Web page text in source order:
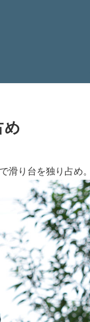
め
滑り台を独り占め。